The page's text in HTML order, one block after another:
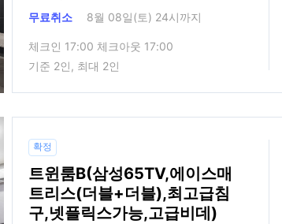
무료취소 8월 08일(토) 24시까지
체크인 17:00 체크아웃 17:00
기준 2인, 최대 2인
확정
트윈룸B(삼성65TV,에이스매
트리스(더블+더블),최고급침
구,넷플릭스가능,고급비데)